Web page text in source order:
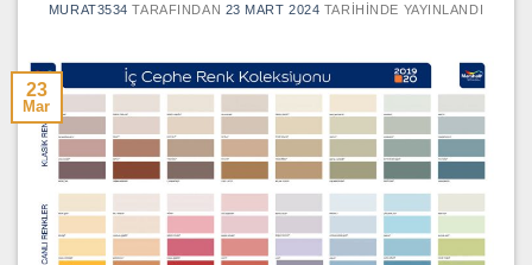
MURAT3534 TARAFINDAN 23 MART 2024 TARIHINDE YAYINLANDI
23
Mar